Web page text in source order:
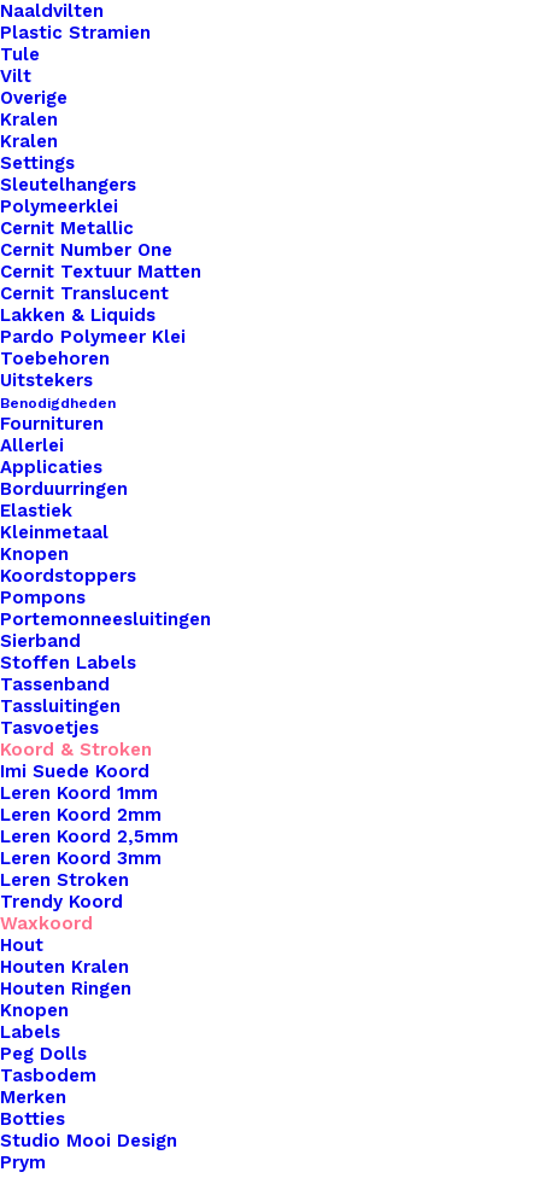
Naaldvilten
Plastic Stramien
Tule
Vilt
Overige
Kralen
Kralen
Settings
Sleutelhangers
Polymeerklei
Cernit Metallic
Cernit Number One
Cernit Textuur Matten
Cernit Translucent
Lakken & Liquids
Pardo Polymeer Klei
Toebehoren
Uitstekers
Benodigdheden
Fournituren
Allerlei
Applicaties
Borduurringen
Elastiek
Kleinmetaal
Knopen
Koordstoppers
Pompons
Portemonneesluitingen
Sierband
Stoffen Labels
Tassenband
Tassluitingen
Tasvoetjes
Koord & Stroken
Imi Suede Koord
Leren Koord 1mm
Leren Koord 2mm
Leren Koord 2,5mm
Leren Koord 3mm
Leren Stroken
Trendy Koord
Waxkoord
Hout
Houten Kralen
Houten Ringen
Knopen
Labels
Peg Dolls
Tasbodem
Merken
Botties
Studio Mooi Design
Prym
€1,50
Gekleurd Elastiek Zwart
€0,35